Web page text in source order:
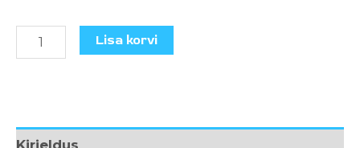
Lisa korvi